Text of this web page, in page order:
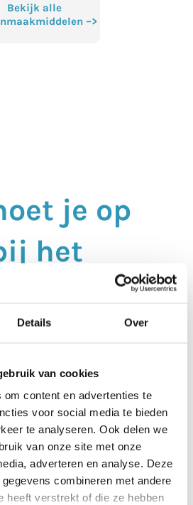
Details Over
van cookies
om content en advertenties te
voor social media te bieden
te analyseren. Ook delen we
van onze site met onze
adverteren en analyse. Deze
combineren met andere
heeft verstrekt of die ze hebben
Bekijk alle
–>
je op
het
de
hangt af van het type pand
én de activiteiten die je zult
een verdieping of in een ruimte
wij altijd de 43mm dik te nemen.
voor een hogere trilling
wel stug genoeg blijft voor een
en duurzaamheid. Voor cardio